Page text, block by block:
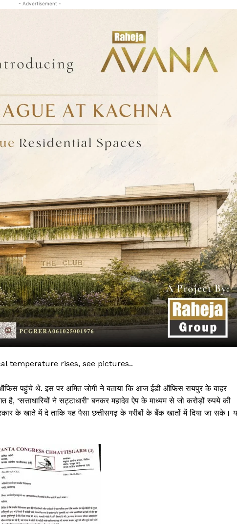
सच !!!
- Advertisement -
temperature rises, see pictures..
पहुंचे थे. इस पर अमित जोगी ने बताया कि आज ईडी ऑफिस रायपुर के बाहर
‘सत्ताधारियों ने सट्टाधारी’ बनकर महादेव ऐप के माध्यम से जो करोड़ों रुपये की
के खाते में दे ताकि यह पैसा छत्तीसगढ़ के गरीबों के बैंक खातों में दिया जा सके।